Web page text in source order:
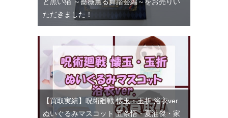
ただきました！
【買取実績】呪術廻戦 懐玉・玉折 浴衣ver.
ぬいぐるみマスコット 五条悟・夏油傑・家